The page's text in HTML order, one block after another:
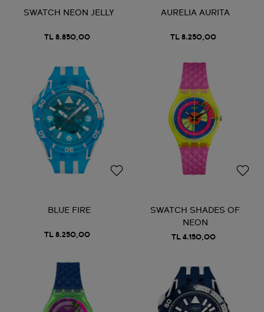
SWATCH NEON JELLY
TL 8.850,00
AURELIA AURITA
TL 8.250,00
BLUE FIRE
TL 8.250,00
SWATCH SHADES OF
NEON
TL 4.150,00